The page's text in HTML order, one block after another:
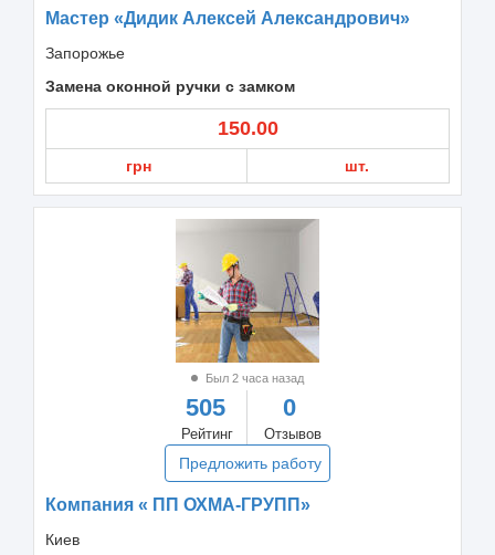
Мастер «Дидик Алексей Александрович»
Запорожье
Замена оконной ручки с замком
150.00
грн шт.
Был 2 часа назад
505
Рейтинг
0
Отзывов
Предложить работу
Компания « ПП ОХМА-ГРУПП»
Киев